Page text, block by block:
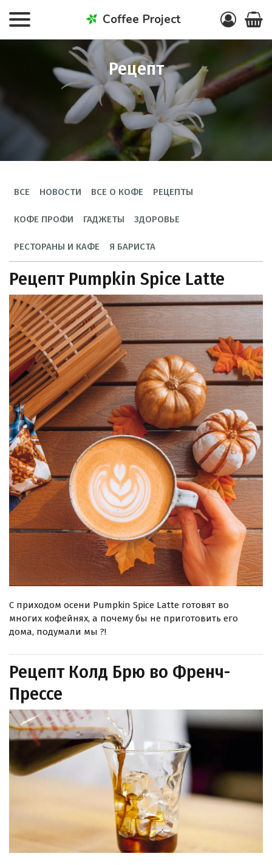
Coffee Project
рецепт
ВСЕ НОВОСТИ ВСЕ О КОФЕ РЕЦЕПТЫ
КОФЕ ПРОФИ ГАДЖЕТЫ ЗДОРОВЬЕ
РЕСТОРАНЫ И КАФЕ Я БАРИСТА
Рецепт Pumpkin Spice Latte
С приходом осени Pumpkin Spice Latte готовят во
многих кофейнях, а почему бы не приготовить его
дома, подумали мы ?!
Рецепт Колд Брю во Френч-
Прессе